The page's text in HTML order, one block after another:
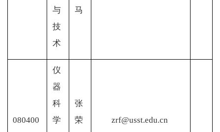
与
技
术
马
080400
仪
器
科
学
张
荣
zrf@usst.edu.cn